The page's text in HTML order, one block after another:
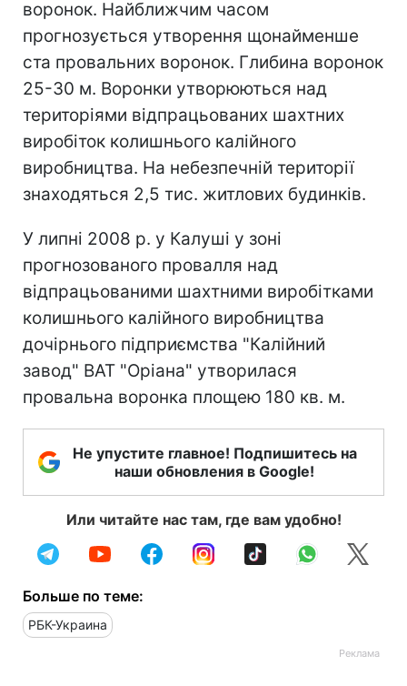
воронок. Найближчим часом
прогнозується утворення щонайменше
ста провальних воронок. Глибина воронок
25-30 м. Воронки утворюються над
територіями відпрацьованих шахтних
виробіток колишнього калійного
виробництва. На небезпечній території
знаходяться 2,5 тис. житлових будинків.
У липні 2008 р. у Калуші у зоні
прогнозованого провалля над
відпрацьованими шахтними виробітками
колишнього калійного виробництва
дочірнього підприємства "Калійний
завод" ВАТ "Оріана" утворилася
провальна воронка площею 180 кв. м.
Не упустите главное! Подпишитесь на
наши обновления в Google!
Или читайте нас там, где вам удобно!
Больше по теме:
РБК-Украина